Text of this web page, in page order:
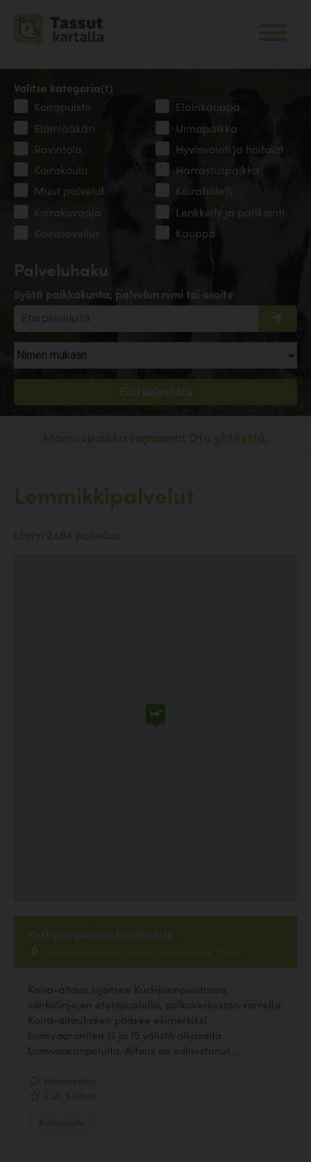
Palveluhaku
Syötä paikkakunta, palvelun nimi tai osoite
Valitse kategoria(t)
Koirapuisto
Eläinkauppa
Eläinlääkäri
Uimapaikka
Ravintola
Hyvinvointi ja hoitolat
Koirakoulu
Harrastuspaikka
Muut palvelut
Koirahotelli
Koirakuvaaja
Lenkkeily ja patikointi
Koirasovellus
Kauppa
Mainospaikka vapaana! Ota yhteyttä.
Lemmikkipalvelut
Löytyi 2494 palvelua
Kurkijoenpuiston koirapuisto
Lumivaaranpolku 4, autolla Lumivaarantie, Espoo
Koira-aitaus sijaitsee Kurkijoenpuistossa,
sähkölinjojen eteläpuolella, polkuverkoston varrella.
Koira-aitaukseen pääsee esimerkiksi
Lumivaarantien 13 ja 15 välistä alkavalta
Lumivaaranpolulta. Aitaus on valmistunut...